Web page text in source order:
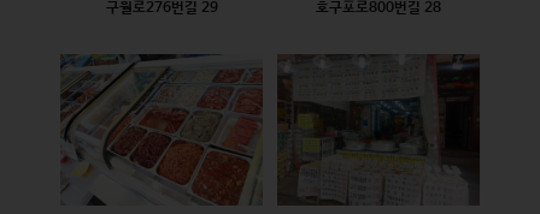
구월로276번길 29
호구포로800번길 28